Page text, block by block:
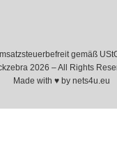
gemäß
2026 – All Rights
Made with ♥ bynets4u.eu